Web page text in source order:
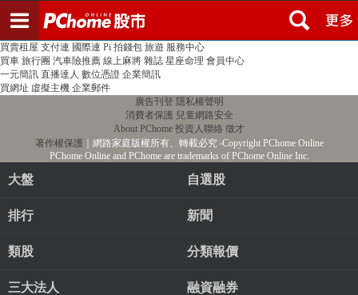
PChome首頁 線上購物 24h購物 書店
買賣租屋 支付連 國際連 Pi 拍錢包 旅遊 服務中心
買車 旅行團 汽車險推薦 線上麻將 雜誌 星座命理 會員中心
一元簡訊 直播達人 數位憑證 企業簡訊
買網址 虛擬主機 企業郵件
廣告刊登 隱私權聲明
消費者保護 兒童網路安全
About PChome 投資人聯絡 徵才
著作權保護 ｜網路家庭版權所有、轉載必究‧Copyright PChome Online
PChome Online and PChome are trademarks of PChome Online Inc.
大盤 自選股
排行 新聞
類股 分類報價
三大法人 融資融券